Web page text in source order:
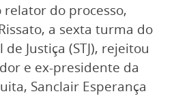
relator do processo,
a sexta turma do
Justiça (STJ), rejeitou
e ex-presidente da
Sanclair Esperança